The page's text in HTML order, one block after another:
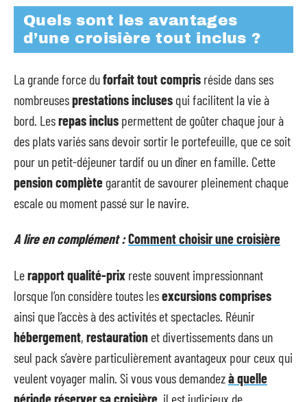
Quels sont les avantages
d’une croisière tout inclus ?
La grande force duforfait tout compris réside dans ses
nombreusesprestations incluses qui facilitent la vie à
bord. Lesrepas inclus permettent de goûter chaque jour à
des plats variés sans devoir sortir le portefeuille, que ce soit
pour un petit-déjeuner tardif ou un dîner en famille. Cette
pension complète garantit de savourer pleinement chaque
escale ou moment passé sur le navire.
A lire en complément :Comment choisir une croisière
Lerapport qualité-prix reste souvent impressionnant
lorsque l’on considère toutes lesexcursions comprises
ainsi que l’accès à des activités et spectacles. Réunir
hébergement, restauration et divertissements dans un
seul pack s’avère particulièrement avantageux pour ceux qui
veulent voyager malin. Si vous vous demandezà quelle
période réserver sa croisière , il est judicieux de